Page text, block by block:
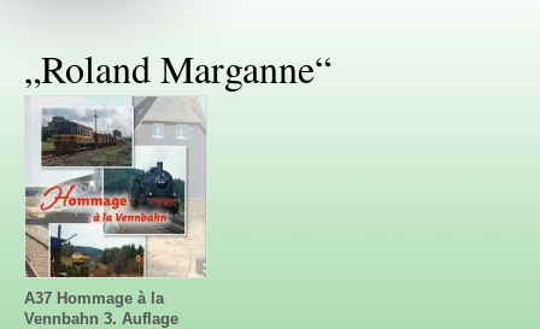
„Roland Marganne“
A37 Hommage à la
Vennbahn 3. Auflage